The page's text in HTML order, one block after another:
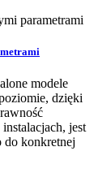
modele
dzięki
jest
do konkretnej